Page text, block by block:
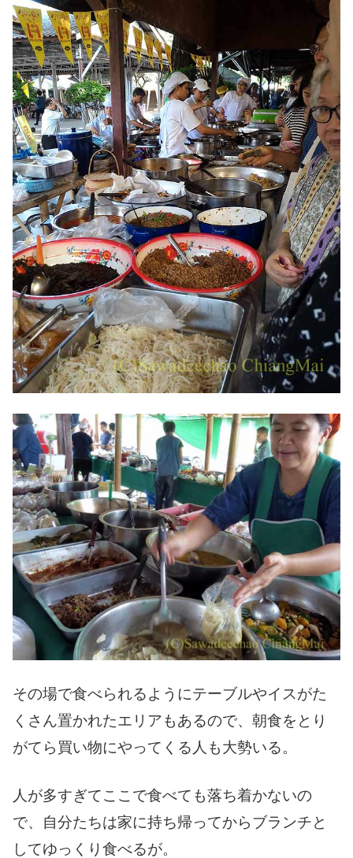
その場で食べられるようにテーブルやイスがた
くさん置かれたエリアもあるので、朝食をとり
がてら買い物にやってくる人も大勢いる。
人が多すぎてここで食べても落ち着かないの
で、自分たちは家に持ち帰ってからブランチと
してゆっくり食べるが。